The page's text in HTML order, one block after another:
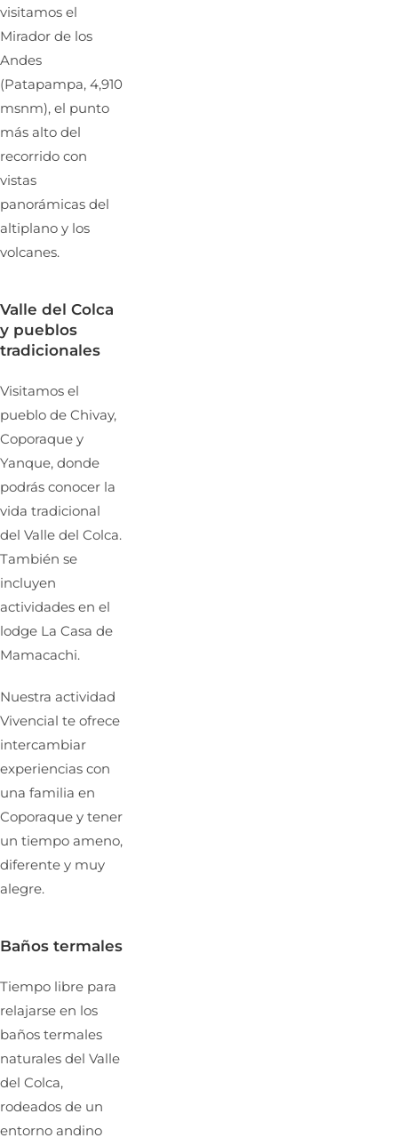
visitamos el
Mirador de los
Andes
(Patapampa, 4,910
msnm), el punto
más alto del
recorrido con
vistas
panorámicas del
altiplano y los
volcanes.
Valle del Colca
y pueblos
tradicionales
Visitamos el
pueblo de Chivay,
Coporaque y
Yanque, donde
podrás conocer la
vida tradicional
del Valle del Colca.
También se
incluyen
actividades en el
lodge La Casa de
Mamacachi.
Nuestra actividad
Vivencial te ofrece
intercambiar
experiencias con
una familia en
Coporaque y tener
un tiempo ameno,
diferente y muy
alegre.
Baños termales
Tiempo libre para
relajarse en los
baños termales
naturales del Valle
del Colca,
rodeados de un
entorno andino